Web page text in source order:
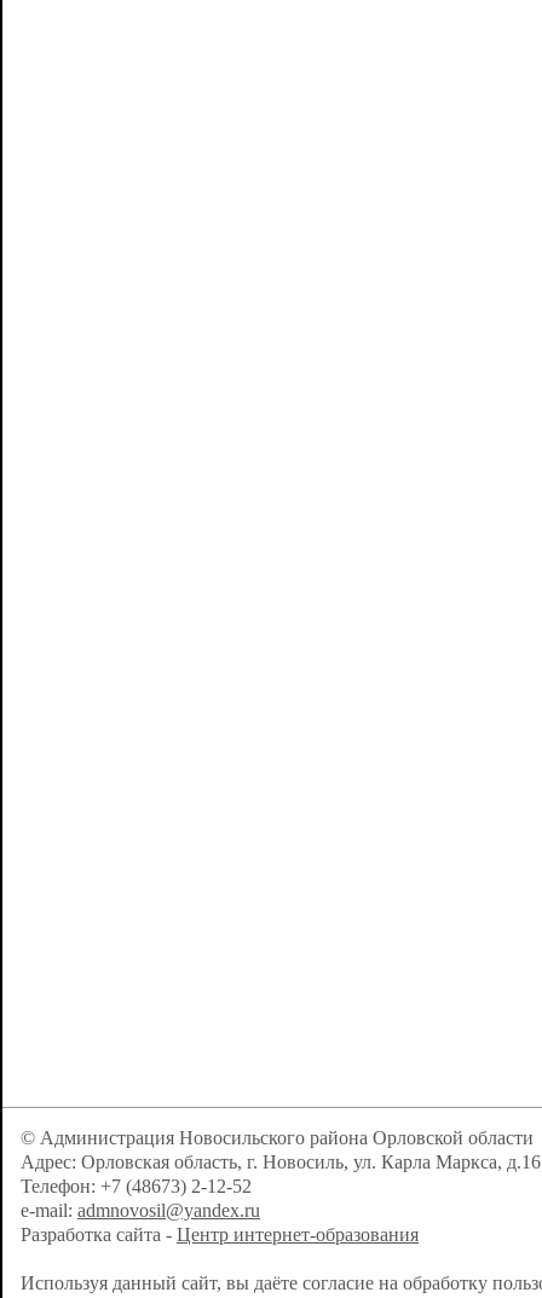
© Администрация Новосильского района Орловской области
Адрес: Орловская область, г. Новосиль, ул. Карла Маркса, д.16
Телефон: +7 (48673) 2-12-52
e-mail: admnovosil@yandex.ru
Разработка сайта - Центр интернет-образования
Используя данный сайт, вы даёте согласие на обработку